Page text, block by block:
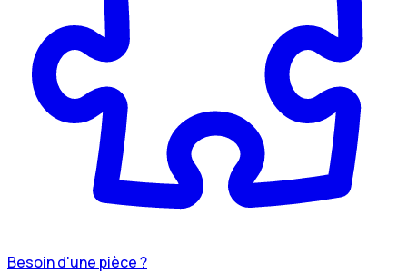
Besoin d'une pièce ?